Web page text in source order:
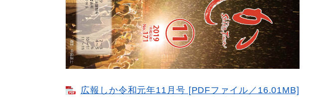
広報しか令和元年11月号 [PDFファイル／16.01MB]